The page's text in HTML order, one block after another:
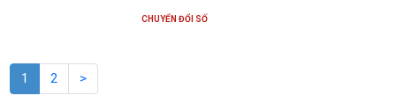
từ ngày 01/9/2026, thay thế Luật Tiếp cận
CHUYỂN ĐỔI SỐ
1 2 >